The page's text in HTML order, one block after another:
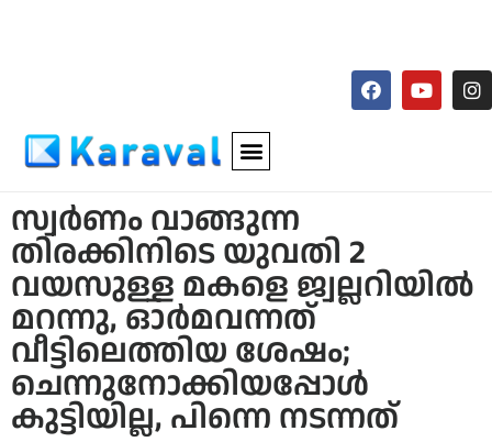
സ്വര്‍ണം വാങ്ങുന്ന
തിരക്കിനിടെ യുവതി 2
വയസുള്ള മകളെ ജ്വല്ലറിയില്‍
മറന്നു, ഓര്‍മവന്നത്
വീട്ടിലെത്തിയ ശേഷം;
ചെന്നുനോക്കിയപ്പോള്‍
കുട്ടിയില്ല, പിന്നെ നടന്നത്